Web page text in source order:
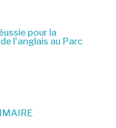
pour la
l'anglais au Parc